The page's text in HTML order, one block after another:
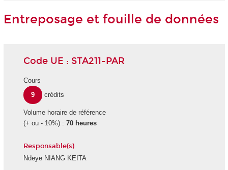
Entreposage et fouille de données
Code UE : STA211-PAR
Cours
9
crédits
Volume horaire de référence
(+ ou - 10%) : 70 heures
Responsable(s)
Ndeye NIANG KEITA